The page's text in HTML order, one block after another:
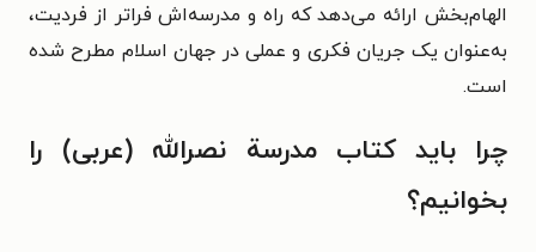
الهام‌بخش ارائه می‌دهد که راه و مدرسه‌اش فراتر از فردیت،
به‌عنوان یک جریان فکری و عملی در جهان اسلام مطرح شده
است.
چرا باید کتاب مدرسة نصرالله (عربی) را
بخوانیم؟